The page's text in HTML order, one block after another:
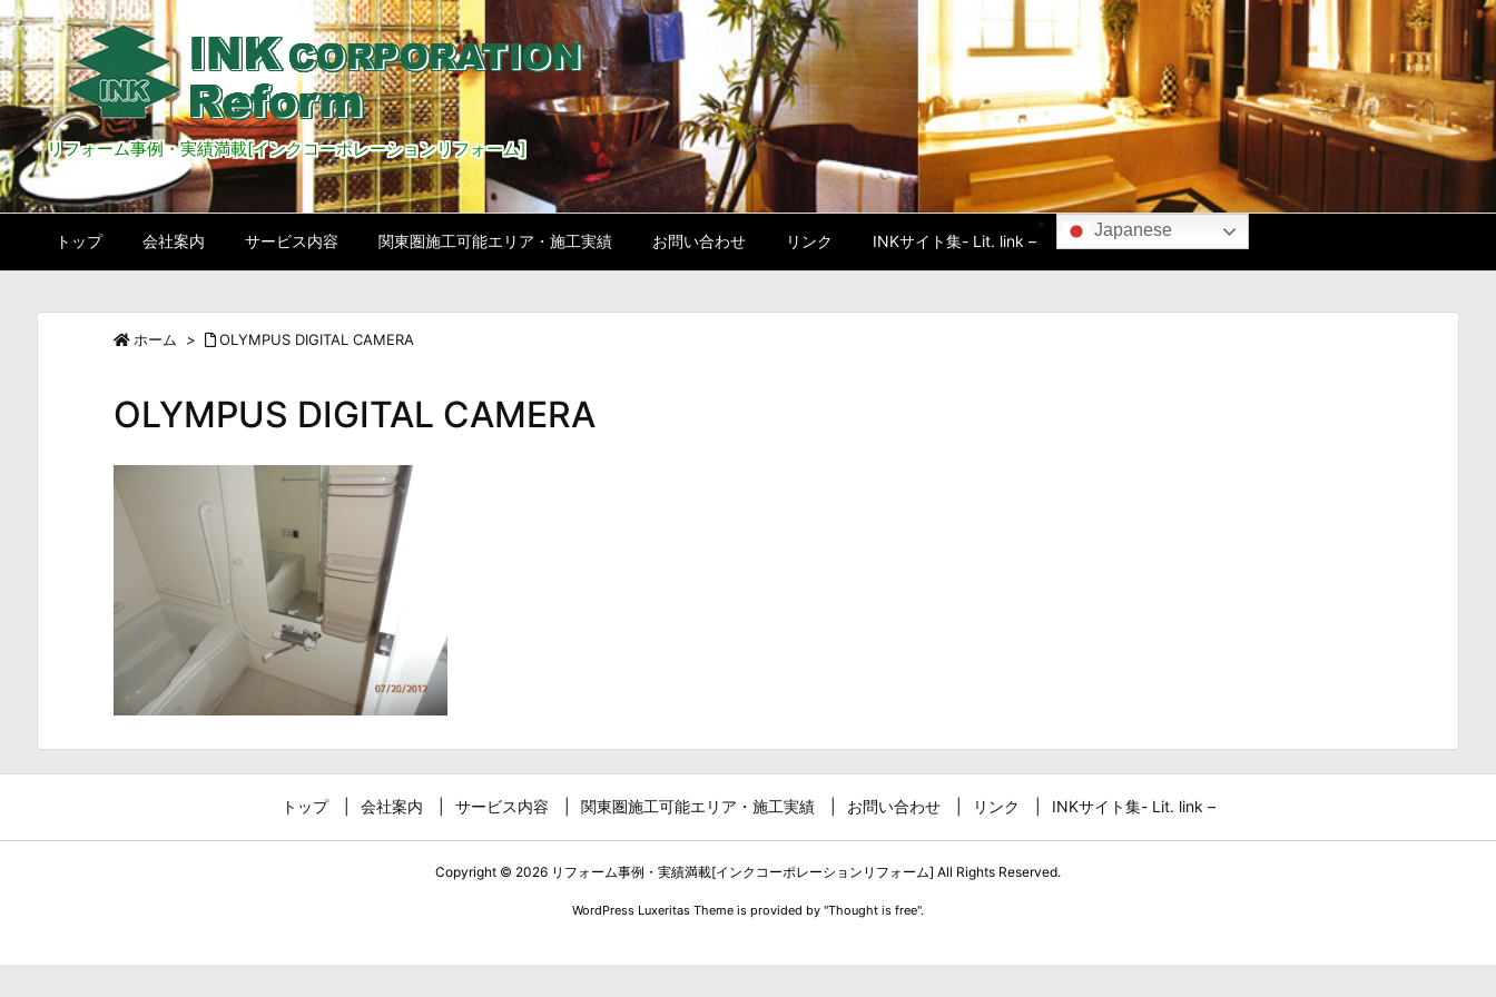
リフォーム事例・実績満載[インクコーポレーションリフォーム]
トップ 会社案内 サービス内容 関東圏施工可能エリア・施工実績 お問い合わせ リンク INKサイト集- Lit. link –
Japanese
ホーム > OLYMPUS DIGITAL CAMERA
OLYMPUS DIGITAL CAMERA
トップ 会社案内 サービス内容 関東圏施工可能エリア・施工実績 お問い合わせ リンク INKサイト集- Lit. link –
Copyright © 2026 リフォーム事例・実績満載[インクコーポレーションリフォーム] All Rights Reserved.
WordPress Luxeritas Theme is provided by "Thought is free".